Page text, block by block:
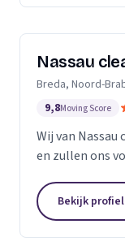
Nassau
Breda, Noord-
9,8Moving Score
Wij van
en zullen ons
Bekijk profiel